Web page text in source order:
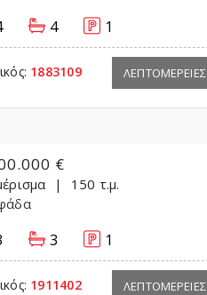
4 1
1883109 ΛΕΠΤΟΜΕΡΕΙΕΣ
€
150 τ.μ.
3 1
1911402 ΛΕΠΤΟΜΕΡΕΙΕΣ